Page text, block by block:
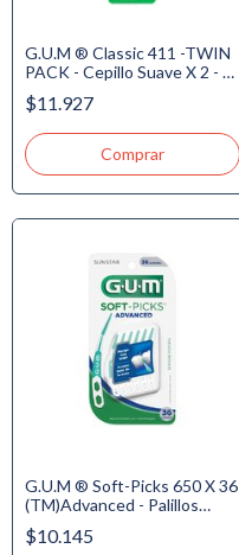
G.U.M ® Classic 411 -TWIN
PACK - Cepillo Suave X 2 - 4
Hileras - Normal - Domo. -
Precio Especial - 10% de Dto
$11.927
G.U.M ® Soft-Picks 650 X 36
(TM)Advanced - Palillos
Interdentales con punta de
hule suave
$10.145